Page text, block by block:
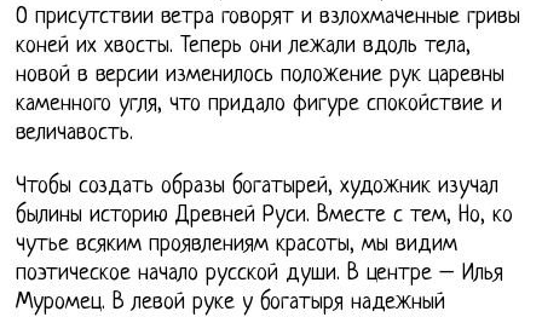
О присутствии ветра говорят и взлохмаченные гривы
коней их хвосты. Теперь они лежали вдоль тела,
новой в версии изменилось положение рук царевны
каменного угля, что придало фигуре спокойствие и
величавость.
Чтобы создать образы богатырей, художник изучал
былины историю Древней Руси. Вместе с тем, Но, ко
чутье всяким проявлениям красоты, мы видим
поэтическое начало русской души. В центре – Илья
Муромец. В левой руке у богатыря надежный